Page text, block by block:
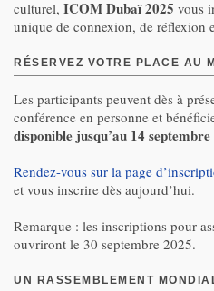
culturel, ICOM Dubaï 2025 vous
unique de connexion, de réflexion
RÉSERVEZ VOTRE PLACE AU
Les participants peuvent dès à
conférence en personne et
disponible jusqu’au 14 septembre
Rendez-vous sur la page
et vous inscrire dès aujourd’hui.
Remarque : les inscriptions pour
ouvriront le 30 septembre 2025.
UN RASSEMBLEMENT